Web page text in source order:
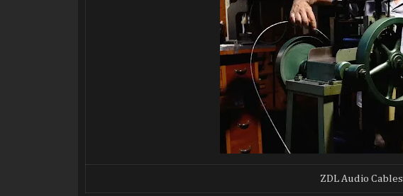
ZDL Audio Cables